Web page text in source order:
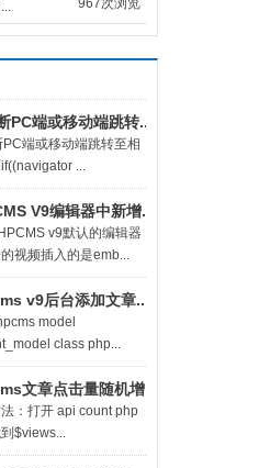
967次浏览
PC端或移动端跳转...
PC端或移动端跳转至相
...
V9编辑器中新增...
v9默认的编辑器
视频插入的是emb...
v9后台添加文章...
model
class php...
文章点击量随机增...
：打开 api count php
$views...